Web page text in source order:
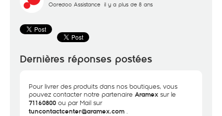
Ooredoo Assistance il y a plus de 8 ans
Dernières réponses postées
Pour livrer des produits dans nos boutiques, vous
pouvez contacter notre partenaire Aramex sur le
71160800 ou par Mail sur
tuncontactcenter@aramex.com .